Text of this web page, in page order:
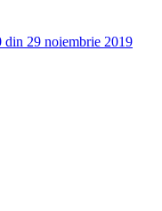
din 29 noiembrie 2019